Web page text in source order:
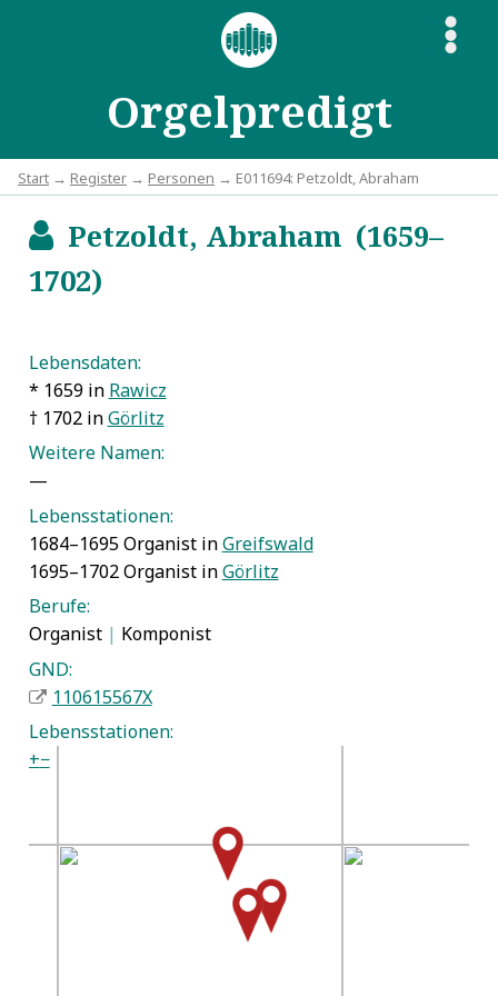
Orgelpredigt
S
Start → Register → Personen → E011694: Petzoldt, Abraham
bPetzoldt, Abraham (1659–
1702)
Lebensdaten:
* 1659 in Rawicz
† 1702 inGörlitz
Weitere Namen:
—
Lebensstationen:
1684–1695 Organist inGreifswald
1695–1702 Organist inGörlitz
Berufe:
Organist | Komponist
GND:
110615567X
Lebensstationen:
+−